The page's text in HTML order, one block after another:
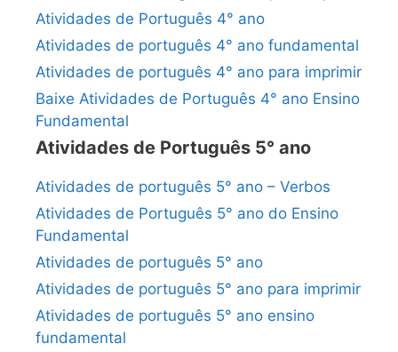
Atividades de Português 4° ano
Atividades de português 4° ano fundamental
Atividades de português 4° ano para imprimir
Baixe Atividades de Português 4° ano Ensino
Fundamental
Atividades de Português 5° ano
Atividades de português 5° ano – Verbos
Atividades de Português 5° ano do Ensino
Fundamental
Atividades de português 5° ano
Atividades de português 5° ano para imprimir
Atividades de português 5° ano ensino
fundamental